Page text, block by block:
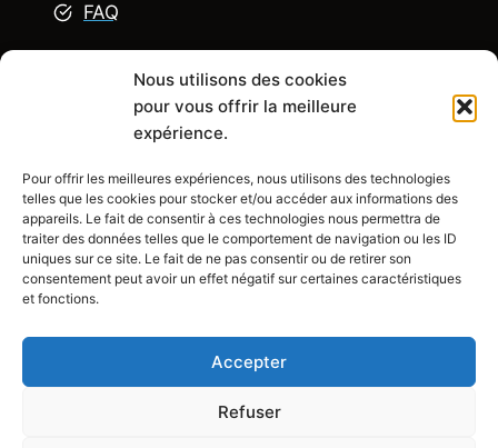
Nous utilisons des cookies
pour vous offrir la meilleure
expérience.
Pour offrir les meilleures expériences, nous utilisons des technologies
telles que les cookies pour stocker et/ou accéder aux informations des
appareils. Le fait de consentir à ces technologies nous permettra de
traiter des données telles que le comportement de navigation ou les ID
uniques sur ce site. Le fait de ne pas consentir ou de retirer son
consentement peut avoir un effet négatif sur certaines caractéristiques
et fonctions.
Accepter
Refuser
FAQ
Explorez
Rénovation appartement
Rénovation Maison
Rénovation chambre
Rénovation salle de bain